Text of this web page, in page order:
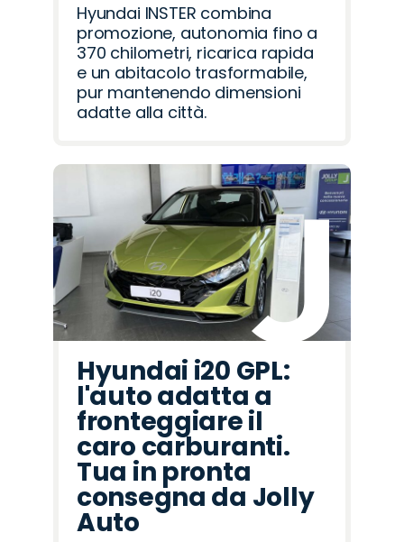
Hyundai INSTER combina
promozione, autonomia fino a
370 chilometri, ricarica rapida
e un abitacolo trasformabile,
pur mantenendo dimensioni
adatte alla città.
Hyundai i20 GPL:
l'auto adatta a
fronteggiare il
caro carburanti.
Tua in pronta
consegna da Jolly
Auto